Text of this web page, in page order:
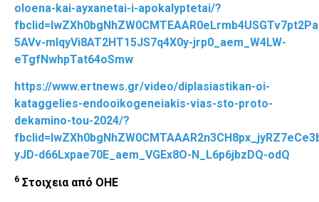
oloena-kai-ayxanetai-i-apokalyptetai/?
5AVv-mIqyVi8AT2HT15JS7q4X0y-jrp0_aem_W4LW-
eTgfNwhpTat64oSmw
https://www.ertnews.gr/video/diplasiastikan-oi-
kataggelies-endooikogeneiakis-vias-sto-proto-
dekamino-tou-2024/?
yJD-d66Lxpae70E_aem_VGEx8O-N_L6p6jbzDQ-odQ
6 Στοιχεια από ΟΗΕ